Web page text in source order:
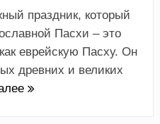
праздник, который
Пасхи – это
еврейскую Пасху. Он
древних и великих